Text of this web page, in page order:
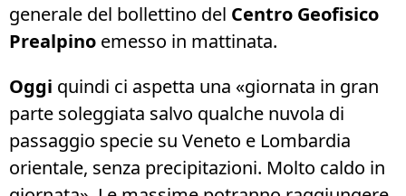
generale del bollettino del Centro Geofisico
Prealpino emesso in mattinata.
Oggi quindi ci aspetta una «giornata in gran
parte soleggiata salvo qualche nuvola di
passaggio specie su Veneto e Lombardia
orientale, senza precipitazioni. Molto caldo in